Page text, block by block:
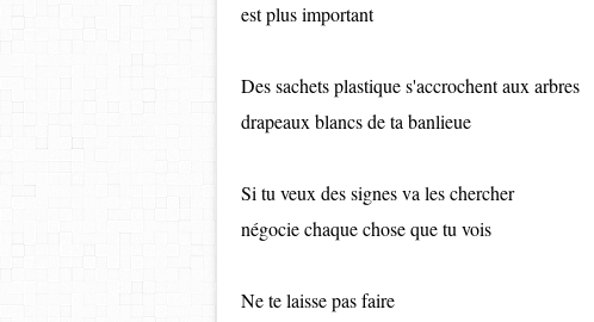
est plus important
Des sachets plastique s'accrochent aux arbres
drapeaux blancs de ta banlieue
Si tu veux des signes va les chercher
négocie chaque chose que tu vois
Ne te laisse pas faire